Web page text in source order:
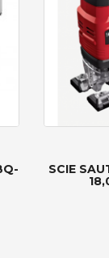
SCIE